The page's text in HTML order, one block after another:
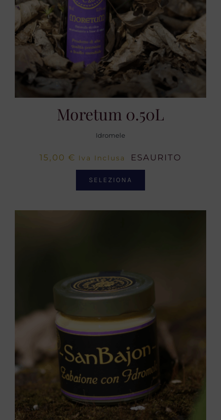
Moretum 0.50L
Idromele
15,00 € Iva Inclusa ESAURITO
SELEZIONA